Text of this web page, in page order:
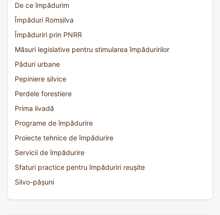
De ce împădurim
Împăduri Romsilva
Împăduriri prin PNRR
Măsuri legislative pentru stimularea împăduririlor
Păduri urbane
Pepiniere silvice
Perdele forestiere
Prima livadă
Programe de împădurire
Proiecte tehnice de împădurire
Servicii de împădurire
Sfaturi practice pentru împăduriri reușite
Silvo-pășuni